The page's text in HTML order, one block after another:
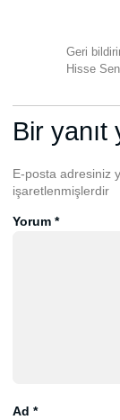
Geri
Hisse
Bir yanıt
E-posta adresiniz
işaretlenmişlerdir
Yorum *
Ad *